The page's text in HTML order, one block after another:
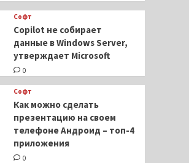
Софт
Copilot не собирает
данные в Windows Server,
утверждает Microsoft
0
Софт
Как можно сделать
презентацию на своем
телефоне Андроид – топ-4
приложения
0